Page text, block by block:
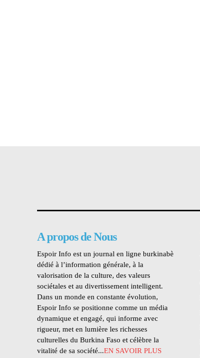
A propos de Nous
Espoir Info est un journal en ligne burkinabè
dédié à l’information générale, à la
valorisation de la culture, des valeurs
sociétales et au divertissement intelligent.
Dans un monde en constante évolution,
Espoir Info se positionne comme un média
dynamique et engagé, qui informe avec
rigueur, met en lumière les richesses
culturelles du Burkina Faso et célèbre la
vitalité de sa société...EN SAVOIR PLUS